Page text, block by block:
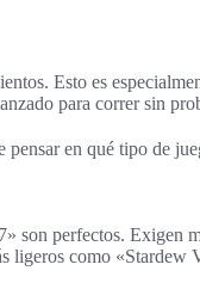
Esto es
para correr sin
en qué tipo de
son perfectos. Exigen
ligeros como «Stardew